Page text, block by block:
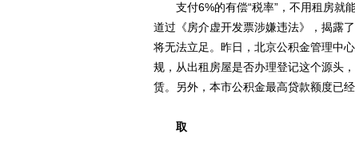
支付6%的有偿“税率”，不用租房就
道过《房介虚开发票涉嫌违法》，揭露
将无法立足。昨日，北京公积金管理中
规，从出租房屋是否办理登记这个源头
赁。另外，本市公积金最高贷款额度已
取